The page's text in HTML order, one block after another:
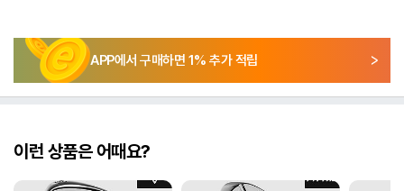
APP에서 구매하면 1% 추가 적립
이런 상품은 어때요?